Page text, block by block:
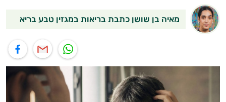
מאיה בן שושן כתבת בריאות במגזין טבע בריא